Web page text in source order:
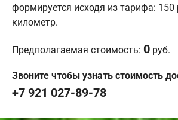
формируется исходя из тарифа: 150
километр.
Предполагаемая стоимость: 0 руб.
Звоните чтобы узнать стоимость
+7 921 027-89-78